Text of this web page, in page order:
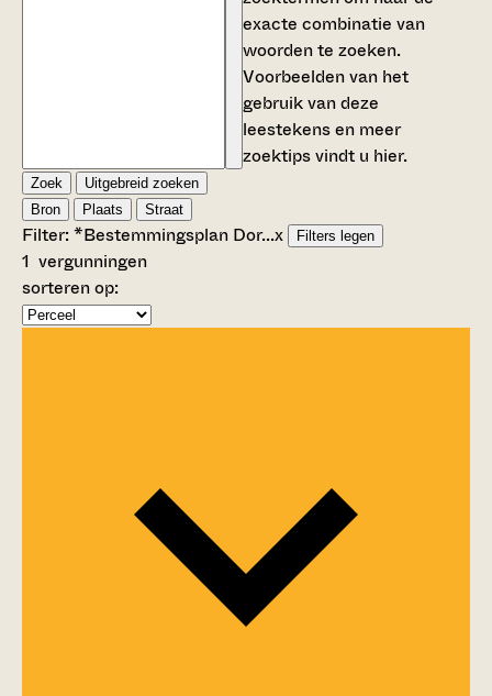
exacte combinatie van
woorden te zoeken.
Voorbeelden van het
gebruik van deze
leestekens en meer
zoektips vindt u hier.
Zoek
Uitgebreid zoeken
Bron
Plaats Straat
Filter:*Bestemmingsplan Dor...x Filters legen
1 vergunningen
sorteren op: